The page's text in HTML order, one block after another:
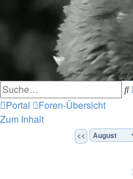
Portal
Foren-Übersicht
Zum Inhalt
<<